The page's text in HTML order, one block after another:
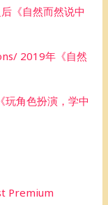
《自然而然说中
2019年《自然
角色扮演，学中
Premium